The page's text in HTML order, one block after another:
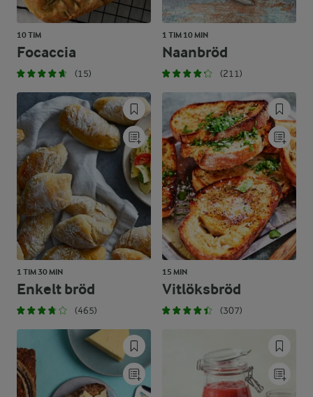
10 TIM
Focaccia
(15)
1 TIM 10 MIN
Naanbröd
(211)
1 TIM 30 MIN
Enkelt bröd
(465)
15 MIN
Vitlöksbröd
(307)